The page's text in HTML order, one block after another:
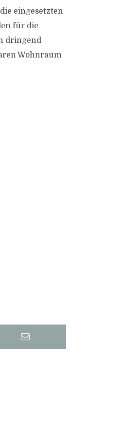
eingesetzten
für die
dringend
Wohnraum